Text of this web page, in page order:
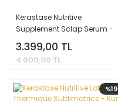
Kerastase Nutritive
Supplement Sclap Serum -
Kuru Saç Derisi için Serum 90
Ml.
3.399,00 TL
4.000,00 TL
%19